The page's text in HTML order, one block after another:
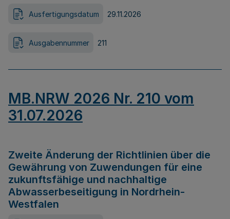
Ausfertigungsdatum 29.11.2026
Ausgabennummer 211
MB.NRW 2026 Nr. 210 vom
31.07.2026
Zweite Änderung der Richtlinien über die
Gewährung von Zuwendungen für eine
zukunftsfähige und nachhaltige
Abwasserbeseitigung in Nordrhein-
Westfalen